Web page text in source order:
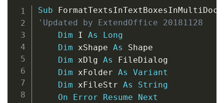
Sub FormatTextsInTextBoxesInMultiDoc
'Updated by ExtendOffice 20181128
Dim I As
Long
Dim xShape As Shape
Dim xDlg As FileDialog
Dim xFolder As
Variant
Dim xFileStr As
String
On
Error Resume
Next
Copy